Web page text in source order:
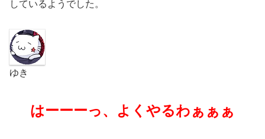
しているようでした。
ゆき
はーーーっ、よくやるわぁぁぁ